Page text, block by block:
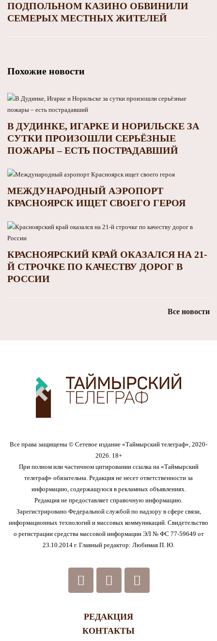
ПОДПОЛЬНОМ КАЗИНО ОБВИНИЛИ
СЕМЕРЫХ МЕСТНЫХ ЖИТЕЛЕЙ
Похожие новости
В ДУДИНКЕ, ИГАРКЕ И НОРИЛЬСКЕ ЗА
СУТКИ ПРОИЗОШЛИ СЕРЬЁЗНЫЕ
ПОЖАРЫ – ЕСТЬ ПОСТРАДАВШИЙ
МЕЖДУНАРОДНЫЙ АЭРОПОРТ
КРАСНОЯРСК ИЩЕТ СВОЕГО ГЕРОЯ
КРАСНОЯРСКИЙ КРАЙ ОКАЗАЛСЯ НА 21-
Й СТРОЧКЕ ПО КАЧЕСТВУ ДОРОГ В
РОССИИ
Все новости
Все права защищены © Сетевое издание «Таймырский телеграф», 2020-
2026. 18+
При полном или частичном цитировании ссылка на «Таймырский
телеграф» обязательна. Редакция не несет ответственности за
информацию, содержащуюся в рекламных объявлениях.
Редакция не предоставляет справочную информацию.
Зарегистрировано Федеральной службой по надзору в сфере связи,
информационных технологий и массовых коммуникаций. Свидетельство
о регистрации средства массовой информации ЭЛ № ФС 77-59649 от
23.10.2014 г. Главный редактор: Любимая П. Ю.
РЕДАКЦИЯ
КОНТАКТЫ